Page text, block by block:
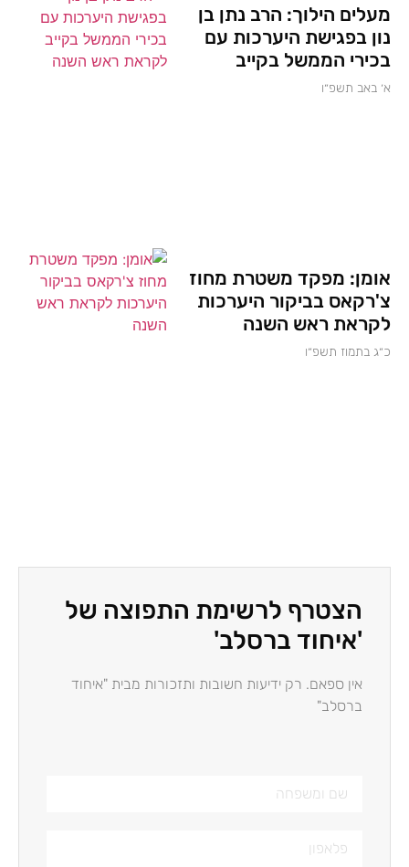
מעלים הילוך: הרב נתן בן
נון בפגישת היערכות עם
בכירי הממשל בקייב
א׳ באב תשפ״ו
אומן: מפקד משטרת מחוז
צ'רקאס בביקור היערכות
לקראת ראש השנה
כ״ג בתמוז תשפ״ו
הצטרף לרשימת התפוצה של
'איחוד ברסלב'
אין ספאם. רק ידיעות חשובות ותזכורות מבית "איחוד
ברסלב"